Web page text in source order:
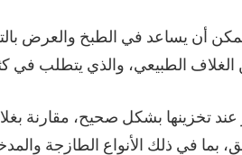
أن يساعد في الطبخ والعرض
الطبيعي، والذي يتطلب في
عند تخزينها بشكل صحيح، مقارنة
بما في ذلك الأنواع الطازجة